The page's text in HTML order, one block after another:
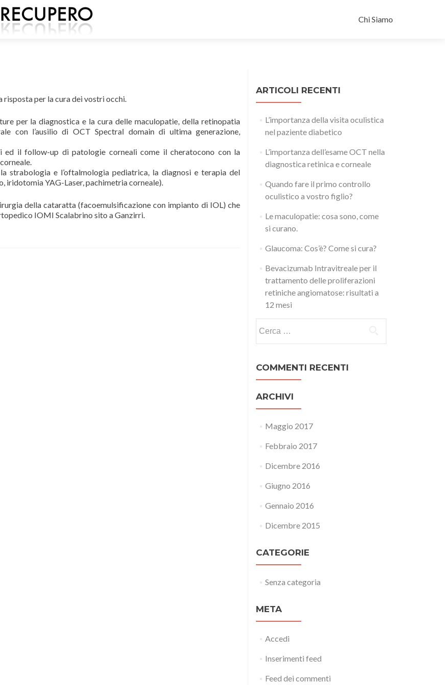
Chi Siamo
risposta per la cura dei vostri occhi.
per la diagnostica e la cura delle maculopatie, della retinopatia
con l’ausilio di OCT Spectral domain di ultima generazione,
ed il follow-up di patologie corneali come il cheratocono con la
strabologia e l’oftalmologia pediatrica, la diagnosi e terapia del
iridotomia YAG-Laser, pachimetria corneale).
della cataratta (facoemulsificazione con impianto di IOL) che
IOMI Scalabrino sito a Ganzirri.
ARTICOLI RECENTI
L’importanza della visita oculistica
nel paziente diabetico
L’importanza dell’esame OCT nella
diagnostica retinica e corneale
Quando fare il primo controllo
oculistico a vostro figlio?
Le maculopatie: cosa sono, come
si curano.
Glaucoma: Cos’è? Come si cura?
Bevacizumab Intravitreale per il
trattamento delle proliferazioni
retiniche angiomatose: risultati a
12 mesi
COMMENTI RECENTI
ARCHIVI
Maggio 2017
Febbraio 2017
Dicembre 2016
Giugno 2016
Gennaio 2016
Dicembre 2015
CATEGORIE
Senza categoria
META
Accedi
Inserimenti feed
Feed dei commenti